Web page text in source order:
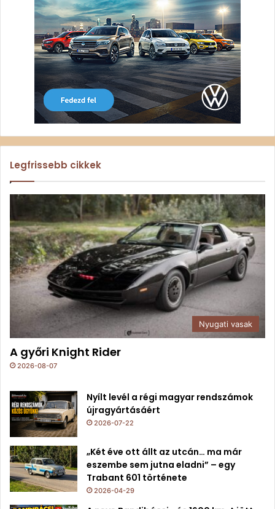
Legfrissebb cikkek
Nyugati vasak
A győri Knight Rider
2026-08-07
Nyílt levél a régi magyar rendszámok
újragyártásáért
2026-07-22
„Két éve ott állt az utcán… ma már
eszembe sem jutna eladni” – egy
Trabant 601 története
2026-04-29